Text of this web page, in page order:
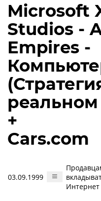
Microsoft
Studios -
Empires -
+
Cars.com
03.09.1999
Интернет